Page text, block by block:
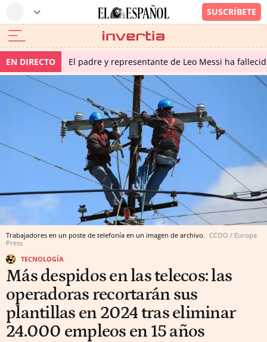
EN DIRECTO El padre y representante de Leo Messi ha
Trabajadores en un poste de telefonía en un imagen de archivo. CCOO / Europa
Press
TECNOLOGÍA
Más despidos en las telecos: las
operadoras recortarán sus
plantillas en 2024 tras eliminar
24.000 empleos en 15 años